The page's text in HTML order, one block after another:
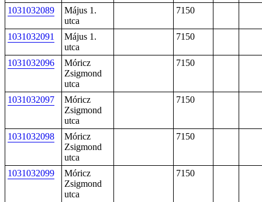
1031032089
Május 1.
utca
7150
1031032091
Május 1.
utca
7150
1031032096
Móricz
Zsigmond
utca
7150
1031032097
Móricz
Zsigmond
utca
7150
1031032098
Móricz
Zsigmond
utca
7150
1031032099
Móricz
Zsigmond
utca
7150